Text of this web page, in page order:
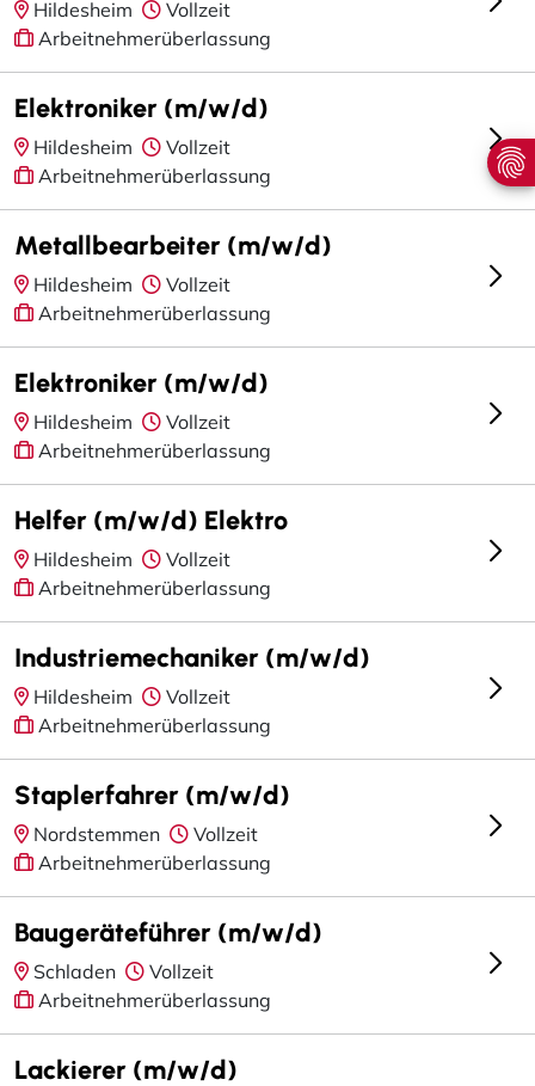
Hildesheim
Vollzeit
Arbeitnehmerüberlassung
Elektroniker (m/w/d)
Hildesheim
Vollzeit
Arbeitnehmerüberlassung
Metallbearbeiter (m/w/d)
Hildesheim
Vollzeit
Arbeitnehmerüberlassung
Elektroniker (m/w/d)
Hildesheim
Vollzeit
Arbeitnehmerüberlassung
Helfer (m/w/d) Elektro
Hildesheim
Vollzeit
Arbeitnehmerüberlassung
Industriemechaniker (m/w/d)
Hildesheim
Vollzeit
Arbeitnehmerüberlassung
Staplerfahrer (m/w/d)
Nordstemmen
Vollzeit
Arbeitnehmerüberlassung
Baugeräteführer (m/w/d)
Schladen
Vollzeit
Arbeitnehmerüberlassung
Lackierer (m/w/d)